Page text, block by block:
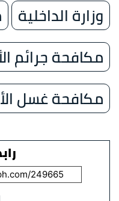
وزارة الداخلية
مكافحة جرائم
مكافحة غسل